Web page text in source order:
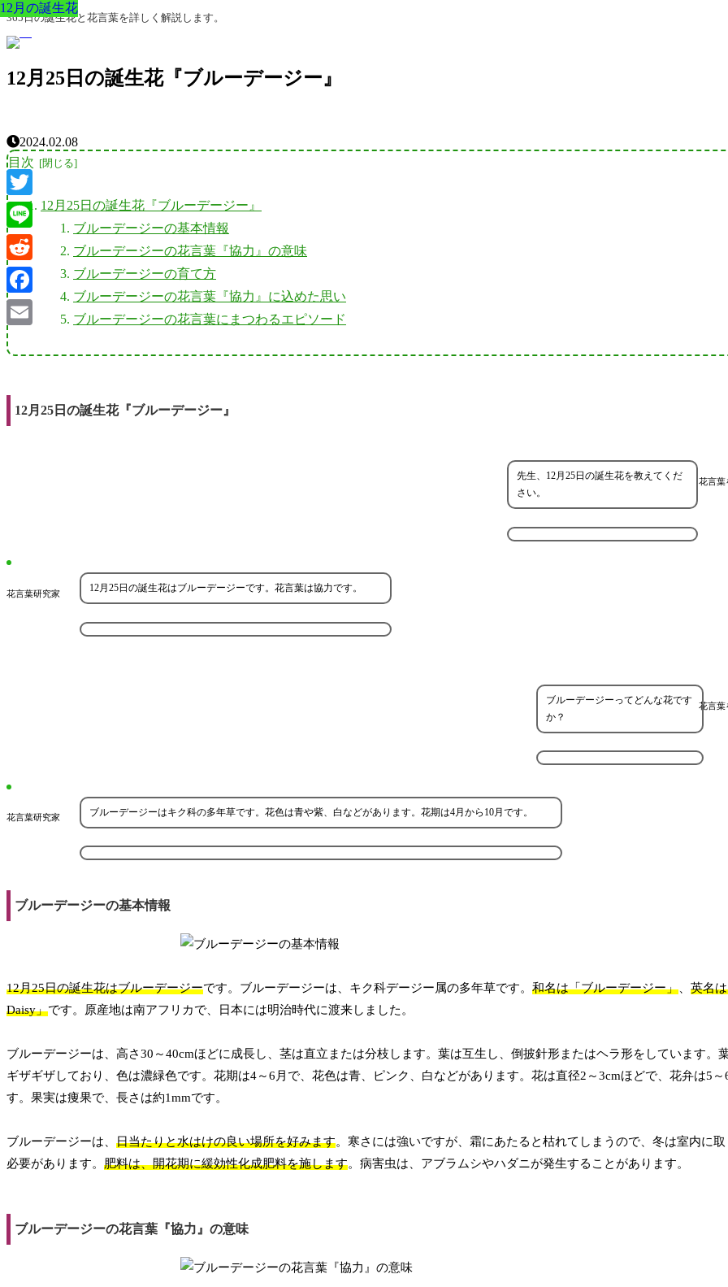
365日の誕生花と花言葉を詳しく解説します。
12月25日の誕生花『ブルーデージー』
12月の誕生花
2024.02.08
目次
12月25日の誕生花『ブルーデージー』
ブルーデージーの基本情報
ブルーデージーの花言葉『協力』の意味
ブルーデージーの育て方
ブルーデージーの花言葉『協力』に込めた思い
ブルーデージーの花言葉にまつわるエピソード
12月25日の誕生花『ブルーデージー』
花言葉
先生、12月25日の誕生花を教えてくだ
さい。
花言葉研究家 12月25日の誕生花はブルーデージーです。花言葉は協力です。
花言葉
ブルーデージーってどんな花です
か？
花言葉研究家 ブルーデージーはキク科の多年草です。花色は青や紫、白などがあります。花期は4月から10月です。
ブルーデージーの基本情報
12月25日の誕生花はブルーデージーです。ブルーデージーは、キク科デージー属の多年草です。 和名は「ブルーデージー」、 英名
Daisy」です。原産地は南アフリカで、日本には明治時代に渡来しました。
ブルーデージーは、高さ30～40cmほどに成長し、茎は直立または分枝します。葉は互生し、倒披針形またはヘラ形をしています。
ギザギザしており、色は濃緑色です。花期は4～6月で、花色は青、ピンク、白などがあります。花は直径2～3cmほどで、花弁は5～
す。果実は痩果で、長さは約1mmです。
ブルーデージーは、 日当たりと水はけの良い場所を好みます。寒さには強いですが、霜にあたると枯れてしまうので、冬は室内に取
必要があります。 肥料は、開花期に緩効性化成肥料を施します。病害虫は、アブラムシやハダニが発生することがあります。
ブルーデージーの花言葉『協力』の意味
12月の誕生花
12月の誕生花
12月の誕生花
12月の誕生花
12月の誕生花
12月の誕生花
Twitter
Line
Reddit
Facebook
Email